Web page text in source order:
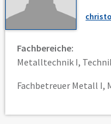
Fachbereiche:
Metalltechnik I,
Fachbetreuer Metall I,